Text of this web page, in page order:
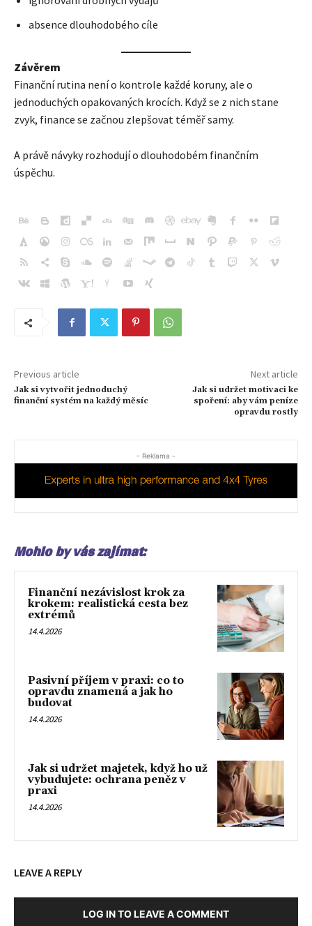
absence dlouhodobého cíle
Závěrem
Finanční rutina není o kontrole každé koruny, ale o
jednoduchých opakovaných krocích. Když se z nich stane
zvyk, finance se začnou zlepšovat téměř samy.
A právě návyky rozhodují o dlouhodobém finančním
úspěchu.
Previous article
Jak si vytvořit jednoduchý
finanční systém na každý měsíc
Next article
Jak si udržet motivaci ke
spoření: aby vám peníze
opravdu rostly
- Reklama -
Mohlo by vás zajímat:
Finanční nezávislost krok za
krokem: realistická cesta bez
extrémů
14.4.2026
Pasivní příjem v praxi: co to
opravdu znamená a jak ho
budovat
14.4.2026
Jak si udržet majetek, když ho už
vybudujete: ochrana peněz v
praxi
14.4.2026
LEAVE A REPLY
LOG IN TO LEAVE A COMMENT